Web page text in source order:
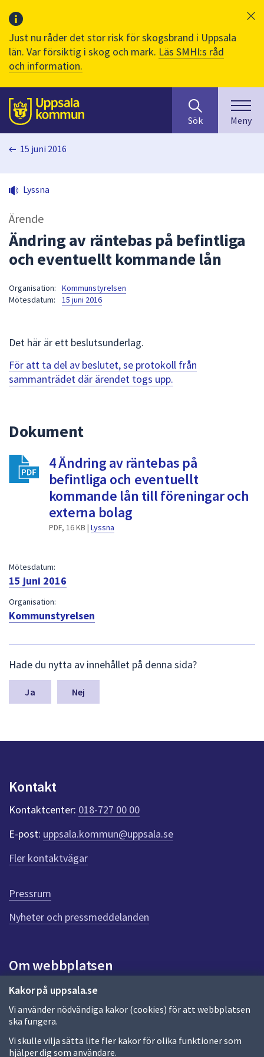
Just nu råder det stor risk för skogsbrand i Uppsala
län. Var försiktig i skog och mark. Läs SMHI:s råd
och information.
Till sidans
huvudinnehåll
efter
innehåll
på
sökfältet
kommer
sökförslag
för
att
navigera
för
att
välja
något
Sök Meny
Kakor på uppsala.se
Vi använder nödvändiga kakor (cookies) för att webbplatsen
ska fungera.
Vi skulle vilja sätta lite fler kakor för olika funktioner som
hjälper dig som användare.
15 juni 2016
Lyssna
Ärende
Ändring av räntebas på befintliga
och eventuellt kommande lån
Organisation:
Kommunstyrelsen
Mötesdatum:
15 juni 2016
Det här är ett beslutsunderlag.
För att ta del av beslutet, se protokoll från
sammanträdet där ärendet togs upp.
Dokument
4 Ändring av räntebas på
befintliga och eventuellt
kommande lån till föreningar och
externa bolag
PDF, 16 KB | Lyssna
Mötesdatum:
15 juni 2016
Organisation:
Kommunstyrelsen
ä
m
a
n
k
t
e
r
f
ö
r
e
n
n
a
d
a
Hade du nytta av innehållet på denna sida?
Nej
Kontakt
Kontaktcenter: 018-727 00 00
E-post: uppsala.kommun@uppsala.se
Fler kontaktvägar
Pressrum
Nyheter och pressmeddelanden
Om webbplatsen
Om webbplatsen
Allmänna handlingar och diarium
Behandling av personuppgifter